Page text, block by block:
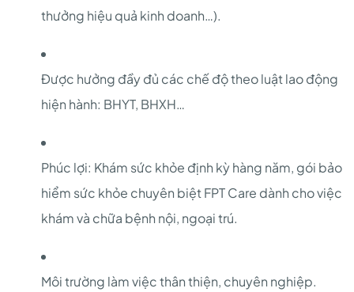
thưởng hiệu quả kinh doanh…).
Được hưởng đầy đủ các chế độ theo luật lao động
hiện hành: BHYT, BHXH…
Phúc lợi: Khám sức khỏe định kỳ hàng năm, gói bảo
hiểm sức khỏe chuyên biệt FPT Care dành cho việc
khám và chữa bệnh nội, ngoại trú.
Môi trường làm việc thân thiện, chuyên nghiệp.